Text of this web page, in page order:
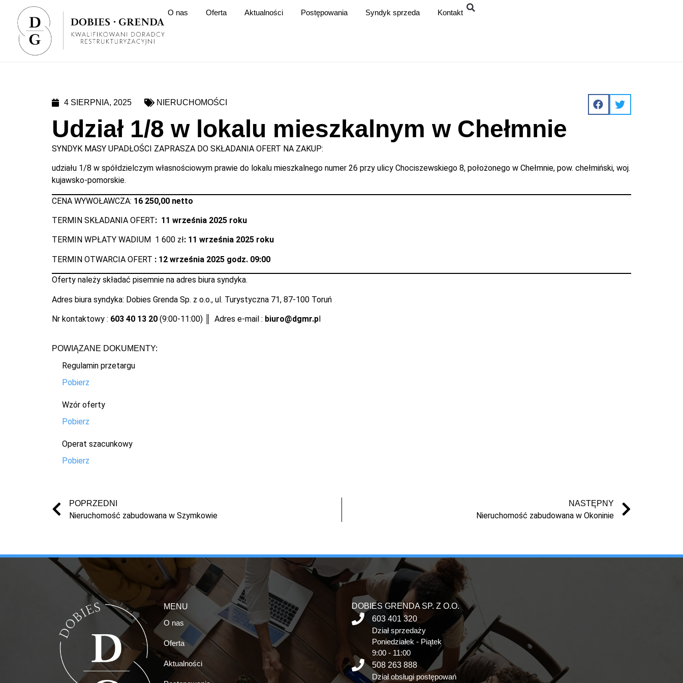
O nas Oferta Aktualności Postępowania Syndyk sprzeda Kontakt
4 SIERPNIA, 2025 NIERUCHOMOŚCI
Udział 1/8 w lokalu mieszkalnym w Chełmnie
SYNDYK MASY UPADŁOŚCI ZAPRASZA DO SKŁADANIA OFERT NA ZAKUP:
udziału 1/8 w spółdzielczym własnościowym prawie do lokalu mieszkalnego numer 26 przy ulicy Chociszewskiego 8, położonego w Chełmnie, pow. chełmiński, woj.
kujawsko-pomorskie.
CENA WYWOŁAWCZA: 16 250,00 netto
TERMIN SKŁADANIA OFERT: 11 września 2025 roku
TERMIN WPŁATY WADIUM 1 600 zł: 11 września 2025 roku
TERMIN OTWARCIA OFERT : 12 września 2025 godz. 09:00
Oferty należy składać pisemnie na adres biura syndyka.
Adres biura syndyka: Dobies Grenda Sp. z o.o., ul. Turystyczna 71, 87-100 Toruń
Nr kontaktowy : 603 40 13 20 (9:00-11:00) ║ Adres e-mail : biuro@dgmr.pl
POWIĄZANE DOKUMENTY:
Regulamin przetargu
Pobierz
Wzór oferty
Pobierz
Operat szacunkowy
Pobierz
POPRZEDNI
Nieruchomość zabudowana w Szymkowie
NASTĘPNY
Nieruchomość zabudowana w Okoninie
MENU
O nas
Oferta
Aktualności
DOBIES GRENDA SP. Z O.O.
603 401 320
Dział sprzedaży
Poniedziałek - Piątek
9:00 - 11:00
508 263 888
Dział obsługi postępowań